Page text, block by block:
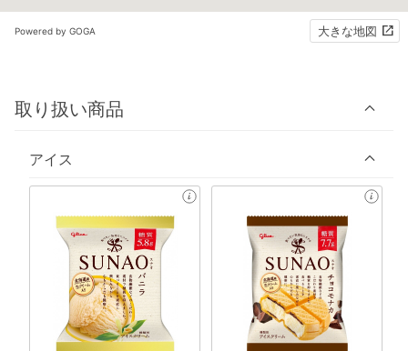
Powered by GOGA 大きな地図
取り扱い商品
アイス